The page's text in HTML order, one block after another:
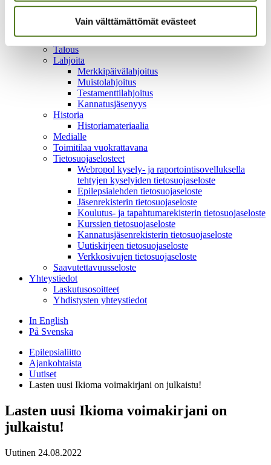
Vain välttämättömät evästeet
Oot yksi meistä -hanke 2024–2026
Lapset on tärkeitä -hanke 2022-2024
Mahdollistaja-hanke 2018-2021
Yhtä perhettä -hanke 2020-2022
Talous
Lahjoita
Merkkipäivälahjoitus
Muistolahjoitus
Testamenttilahjoitus
Kannatusjäsenyys
Historia
Historiamateriaalia
Medialle
Toimitilaa vuokrattavana
Tietosuojaselosteet
Webropol kysely- ja raportointisovelluksella
tehtyjen kyselyiden tietosuojaseloste
Epilepsialehden tietosuojaseloste
Jäsenrekisterin tietosuojaseloste
Koulutus- ja tapahtumarekisterin tietosuojaseloste
Kurssien tietosuojaseloste
Kannatusjäsenrekisterin tietosuojaseloste
Uutiskirjeen tietosuojaseloste
Verkkosivujen tietosuojaseloste
Saavutettavuusseloste
Yhteystiedot
Laskutusosoitteet
Yhdistysten yhteystiedot
In English
På Svenska
Epilepsialiitto
Ajankohtaista
Uutiset
Lasten uusi Ikioma voimakirjani on julkaistu!
Lasten uusi Ikioma voimakirjani on
julkaistu!
Uutinen 24.08.2022